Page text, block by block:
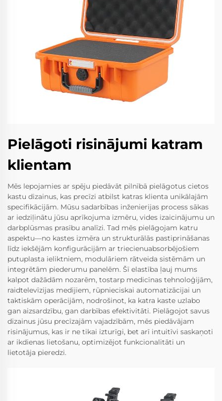
Pielāgoti risinājumi katram
klientam
Mēs lepojamies ar spēju piedāvāt pilnībā pielāgotus cietos
kastu dizainus, kas precīzi atbilst katras klienta unikālajām
specifikācijām. Mūsu sadarbības inženierijas process sākas
ar iedziļinātu jūsu aprīkojuma izmēru, vides izaicinājumu un
darbplūsmas prasību analīzi. Tad mēs pielāgojam katru
aspektu—no kastes izmēra un strukturālās pastiprināšanas
līdz iekšējām konfigurācijām ar triecienuabsorbējošiem
putuplasta ieliktniem, modulāriem rātveida sistēmām un
integrētām piederumu panelēm. Šī elastība ļauj mums
kalpot dažādām nozarēm, tostarp medicīnas tehnoloģijām,
raidtelevīzijas medijiem, rūpnieciskai automatizācijai un
taktiskām operācijām, nodrošinot, ka katra kaste uzlabo
gan aizsardzību, gan darbības efektivitāti. Pielāgojot savus
dizainus jūsu precīzajām vajadzībām, mēs piedāvājam
risinājumus, kas ir ne tikai izturīgi, bet arī intuitīvi saskaņoti
ar ikdienas lietošanu, optimizējot funkcionalitāti un
lietotāja pieredzi.